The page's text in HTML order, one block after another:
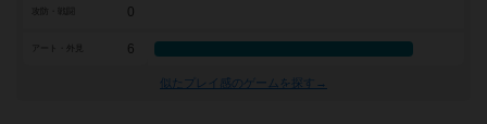
0
アート・外見 6
似たプレイ感のゲームを探す→